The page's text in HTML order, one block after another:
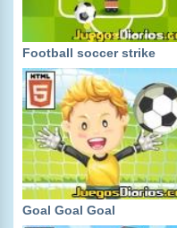
Football soccer strike
Goal Goal Goal